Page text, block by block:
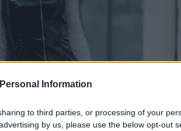
Information
to third parties, or processing of your
by us, please use the below opt-out